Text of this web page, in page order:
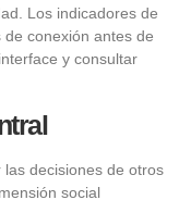
Los indicadores de
conexión antes de
y consultar
decisiones de otros
social